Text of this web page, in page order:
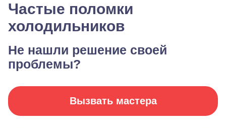
Частые поломки
холодильников
Не нашли решение своей
проблемы?
Вызвать мастера